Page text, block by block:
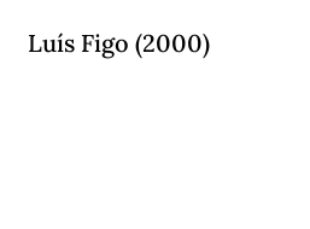
Luís Figo (2000)